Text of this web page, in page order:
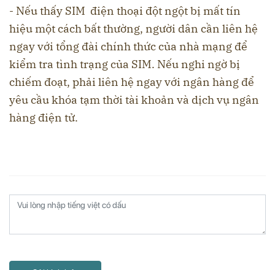
- Nếu thấy SIM điện thoại đột ngột bị mất tín
hiệu một cách bất thường, người dân cần liên hệ
ngay với tổng đài chính thức của nhà mạng để
kiểm tra tình trạng của SIM. Nếu nghi ngờ bị
chiếm đoạt, phải liên hệ ngay với ngân hàng để
yêu cầu khóa tạm thời tài khoản và dịch vụ ngân
hàng điện tử.